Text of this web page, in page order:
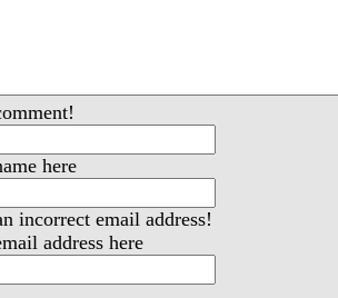
here
incorrect email address!
address here